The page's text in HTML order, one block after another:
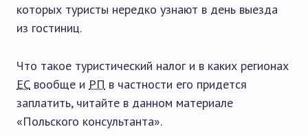
которых туристы нередко узнают в день выезда
из гостиниц.
Что такое туристический налог и в каких регионах
ЕС вообще и РП в частности его придется
заплатить, читайте в данном материале
«Польского консультанта».